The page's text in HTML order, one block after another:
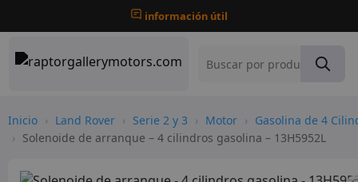
información útil
Inicio › Land Rover › Serie 2 y 3 › Motor › Gasolina de 4
› Solenoide de arranque – 4 cilindros gasolina – 13H5952L